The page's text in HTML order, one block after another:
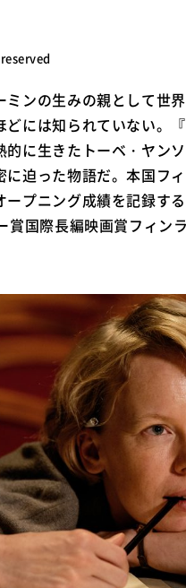
ンの生みの親として世
には知られていない。
的に生きたトーベ・ヤン
迫った物語だ。本国フ
ープニング成績を記録す
賞国際長編映画賞フィン